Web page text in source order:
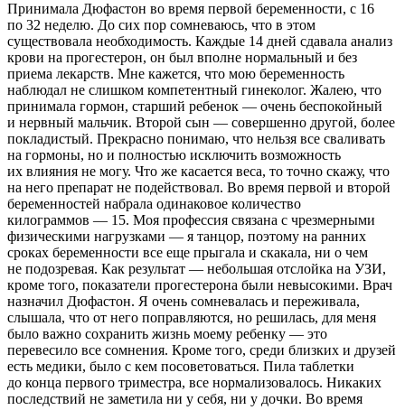
Принимала Дюфастон во время первой беременности, с 16
по 32 неделю. До сих пор сомневаюсь, что в этом
существовала необходимость. Каждые 14 дней сдавала анализ
крови на прогестерон, он был вполне нормальный и без
приема лекарств. Мне кажется, что мою беременность
наблюдал не слишком компетентный гинеколог. Жалею, что
принимала гормон, старший ребенок — очень беспокойный
и нервный мальчик. Второй сын — совершенно другой, более
покладистый. Прекрасно понимаю, что нельзя все сваливать
на гормоны, но и полностью исключить возможность
их влияния не могу. Что же касается веса, то точно скажу, что
на него препарат не подействовал. Во время первой и второй
беременностей набрала одинаковое количество
килограммов — 15. Моя профессия связана с чрезмерными
физическими нагрузками — я танцор, поэтому на ранних
сроках беременности все еще прыгала и скакала, ни о чем
не подозревая. Как результат — небольшая отслойка на УЗИ,
кроме того, показатели прогестерона были невысокими. Врач
назначил Дюфастон. Я очень сомневалась и переживала,
слышала, что от него поправляются, но решилась, для меня
было важно сохранить жизнь моему ребенку — это
перевесило все сомнения. Кроме того, среди близких и друзей
есть медики, было с кем посоветоваться. Пила таблетки
до конца первого триместра, все нормализовалось. Никаких
последствий не заметила ни у себя, ни у дочки. Во время